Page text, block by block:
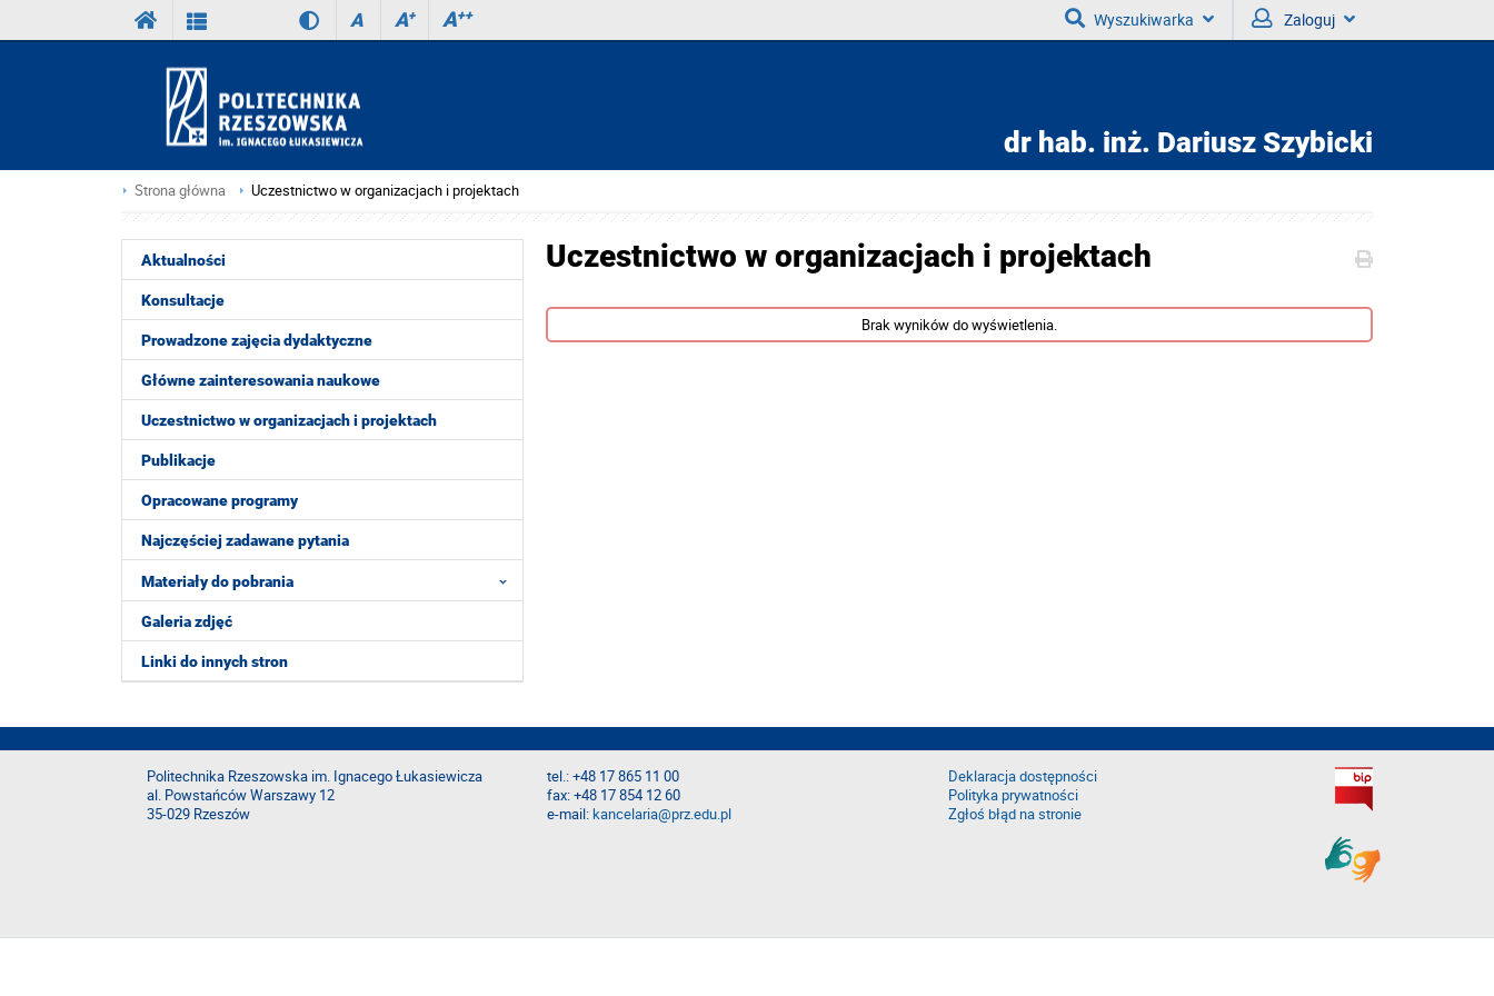
A A+ A++ Wyszukiwarka Zaloguj
dr hab. inż. Dariusz Szybicki
Strona główna Uczestnictwo w organizacjach i projektach
Aktualności
Konsultacje
Prowadzone zajęcia dydaktyczne
Główne zainteresowania naukowe
Uczestnictwo w organizacjach i projektach
Publikacje
Opracowane programy
Najczęściej zadawane pytania
Materiały do pobrania
Galeria zdjęć
Linki do innych stron
Uczestnictwo w organizacjach i projektach
Brak wyników do wyświetlenia.
Politechnika Rzeszowska im. Ignacego Łukasiewicza
al. Powstańców Warszawy 12
35-029 Rzeszów
tel.: +48 17 865 11 00
fax: +48 17 854 12 60
e-mail:kancelaria@prz.edu.pl
Deklaracja dostępności
Polityka prywatności
Zgłoś błąd na stronie